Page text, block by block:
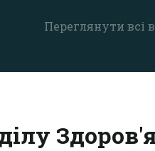
Переглянути всі